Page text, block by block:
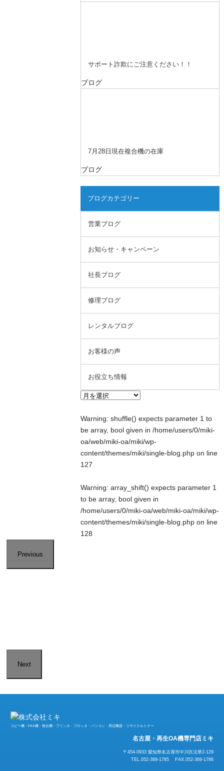
サポート詐欺にご注意ください！！
ブログ
7月28日現在複合機の在庫
ブログ
ブログカテゴリー
営業ブログ
お知らせ・キャンペーン
社長ブログ
修理ブログ
レンタルブログ
お客様の声
お役立ち情報
Warning: shuffle() expects parameter 1 to
be array, bool given in/home/users/0/miki-
oa/web/miki-oa/miki/wp-
content/themes/miki/single-blog.php on line
127
Warning: array_shift() expects parameter 1
to be array, bool given in
/home/users/0/miki-oa/web/miki-oa/miki/wp-
content/themes/miki/single-blog.php on line
128
Previous
Next
コピー機・FAX機・複合機・プリンタ・プロッタ・パソコン・周辺機器・リサイクルトナー
名古屋・再生OA機専門店ミキ
〒454-0933 愛知県名古屋市中川区法華2-129
TEL.052-369-1785 FAX.052-369-1786